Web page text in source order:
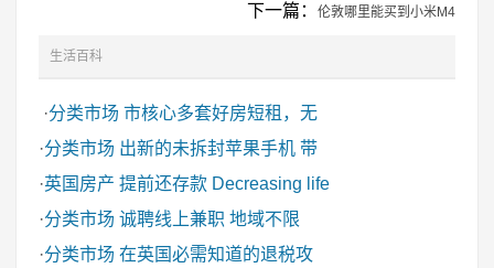
下一篇： 伦敦哪里能买到小米M4
生活百科
·分类市场 市核心多套好房短租，无
·分类市场 出新的未拆封苹果手机 带
·英国房产 提前还存款 Decreasing life
·分类市场 诚聘线上兼职 地域不限
·分类市场 在英国必需知道的退税攻